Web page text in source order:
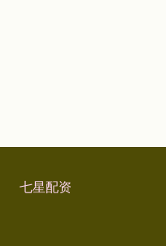
七星配资